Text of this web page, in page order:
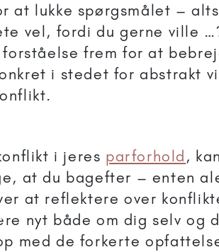
at lukke spørgsmålet –
vel, fordi du gerne ville
frem for at
i stedet for abstrakt
i jeres parforhold,
at du bagefter – enten
at reflektere over
nyt både om dig selv og
med de forkerte